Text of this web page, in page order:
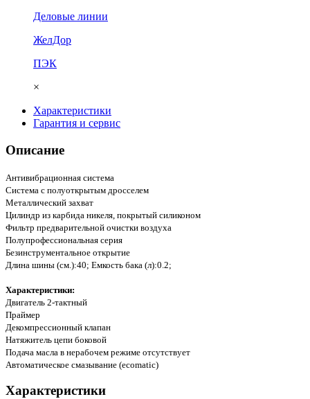
Деловые линии
ЖелДор
ПЭК
×
Характеристики
Гарантия и сервис
Описание
Антивибрационная система
Система с полуоткрытым дросселем
Металлический захват
Цилиндр из карбида никеля, покрытый силиконом
Фильтр предварительной очистки воздуха
Полупрофессиональная серия
Безинструментальное открытие
Длина шины (см.):40; Емкость бака (л):0.2;
Характеристики:
Двигатель 2-тактный
Праймер
Декомпрессионный клапан
Натяжитель цепи боковой
Подача масла в нерабочем режиме отсутствует
Автоматическое смазывание (ecomatic)
Характеристики